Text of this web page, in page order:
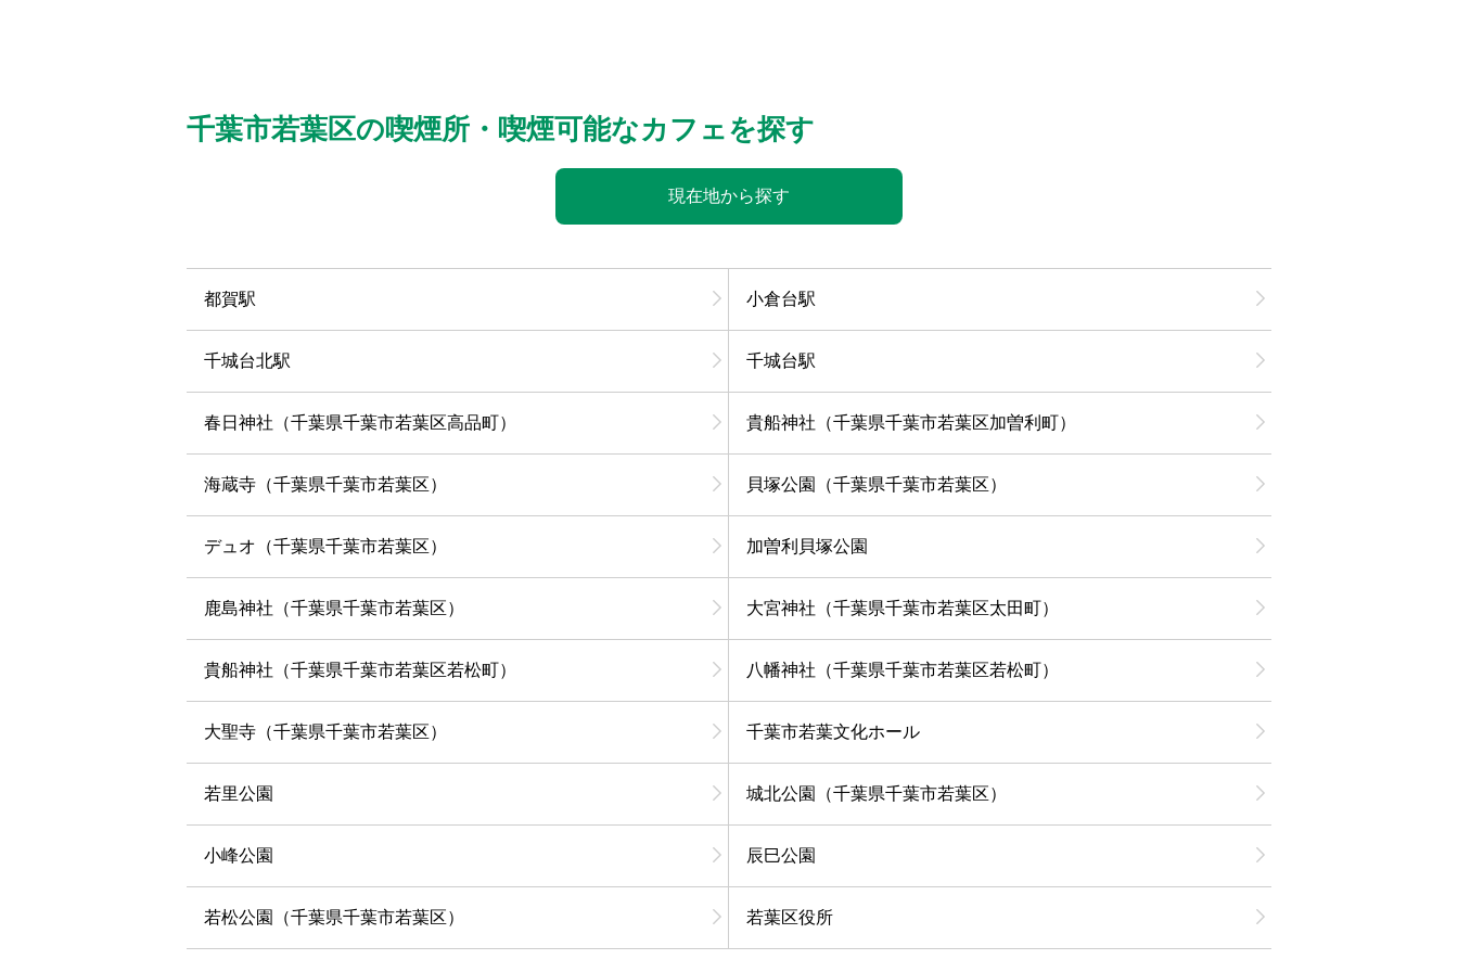
千葉市若葉区の喫煙所・喫煙可能なカフェを探す
現在地から探す
都賀駅 小倉台駅
千城台北駅 千城台駅
春日神社（千葉県千葉市若葉区高品町） 貴船神社（千葉県千葉市若葉区加曽利町）
海蔵寺（千葉県千葉市若葉区） 貝塚公園（千葉県千葉市若葉区）
デュオ（千葉県千葉市若葉区） 加曽利貝塚公園
鹿島神社（千葉県千葉市若葉区） 大宮神社（千葉県千葉市若葉区太田町）
貴船神社（千葉県千葉市若葉区若松町） 八幡神社（千葉県千葉市若葉区若松町）
大聖寺（千葉県千葉市若葉区） 千葉市若葉文化ホール
若里公園 城北公園（千葉県千葉市若葉区）
小峰公園 辰巳公園
若松公園（千葉県千葉市若葉区） 若葉区役所